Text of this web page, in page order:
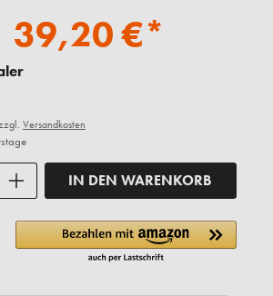
39,20 €*
Versandkosten
IN DEN WARENKORB